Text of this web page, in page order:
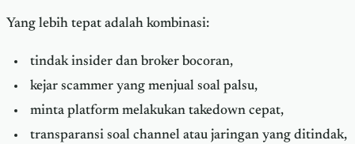
Yang lebih tepat adalah kombinasi:
tindak insider dan broker bocoran,
kejar scammer yang menjual soal palsu,
minta platform melakukan takedown cepat,
transparansi soal channel atau jaringan yang ditindak,